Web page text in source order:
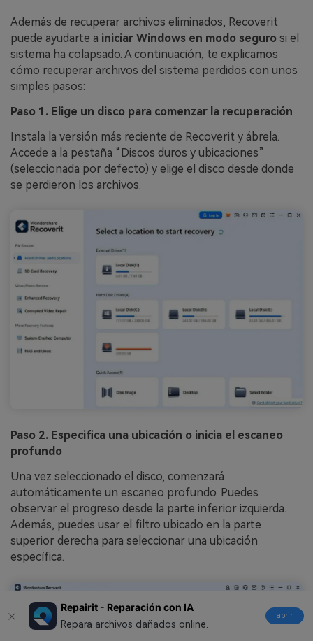
Repairit - Reparación con IA
Repara archivos dañados online.
abrir
Además de recuperar archivos eliminados, Recoverit
puede ayudarte a iniciar Windows en modo seguro si el
sistema ha colapsado. A continuación, te explicamos
cómo recuperar archivos del sistema perdidos con unos
simples pasos:
Paso 1. Elige un disco para comenzar la recuperación
Instala la versión más reciente de Recoverit y ábrela.
Accede a la pestaña “Discos duros y ubicaciones”
(seleccionada por defecto) y elige el disco desde donde
se perdieron los archivos.
Paso 2. Especifica una ubicación o inicia el escaneo
profundo
Una vez seleccionado el disco, comenzará
automáticamente un escaneo profundo. Puedes
observar el progreso desde la parte inferior izquierda.
Además, puedes usar el filtro ubicado en la parte
superior derecha para seleccionar una ubicación
específica.